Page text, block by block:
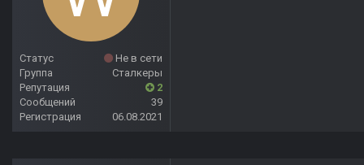
Статус
Не в сети
Группа
Сталкеры
Репутация
2
Сообщений
39
Регистрация
06.08.2021